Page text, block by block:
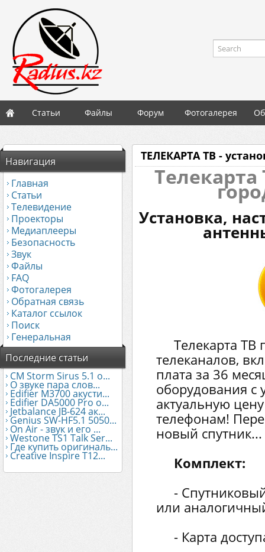
Search
Статьи Файлы Форум Фотогалерея
Навигация
Главная
Статьи
Телевидение
Проекторы
Медиаплееры
Безопасность
Звук
Файлы
FAQ
Фотогалерея
Обратная связь
Каталог ссылок
Поиск
Генеральная
Последние статьи
CM Storm Sirus 5.1 о...
О звуке пара слов...
Edifier М3700 акусти...
Edifier DA5000 Pro о...
Jetbalance JB-624 ак...
Genius SW-HF5.1 5050...
On Air - звук и его ...
Westone TS1 Talk Ser...
Где купить оригиналь...
Creative Inspire T12...
ТЕЛЕКАРТА ТВ -
Телекарта
Установка,
Телекарта ТВ
телеканалов,
плата за 36
оборудования с
актуальную
телефонам!
новый спутник...
Комплект:
-
или
- Карта